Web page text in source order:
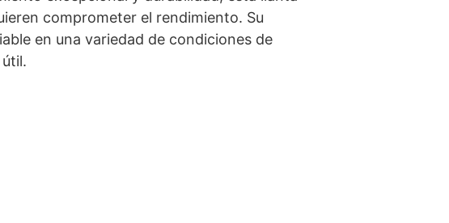
comprometer el rendimiento. Su
en una variedad de condiciones de